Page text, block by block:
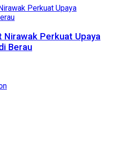
Nirawak Perkuat Upaya
Berau